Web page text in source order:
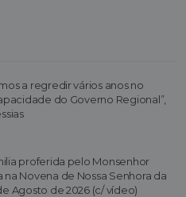
a regredir vários anos no
do Governo Regional”,
proferida pelo Monsenhor
na Novena de Nossa Senhora da
Agosto de 2026 (c/ vídeo)